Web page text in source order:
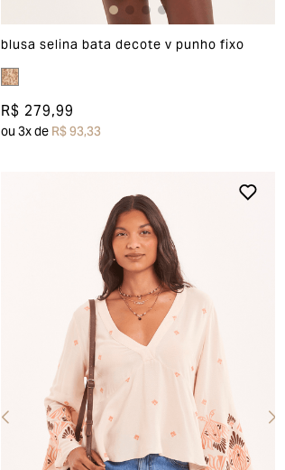
blusa selina bata decote v punho fixo
R$ 279,99
ou3x deR$ 93,33